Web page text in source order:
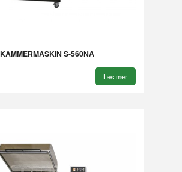
KAMMERMASKIN S-560NA
Les mer